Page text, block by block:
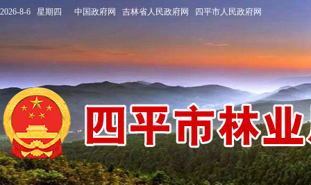
2026-8-6 星期四 中国政府网 吉林省人民政府网 四平市人民政府网